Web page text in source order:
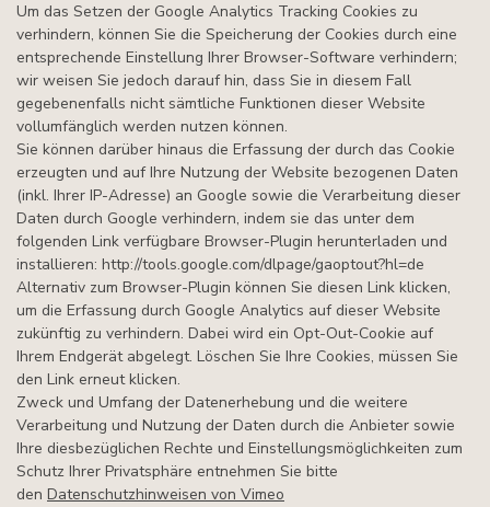
Um das Setzen der Google Analytics Tracking Cookies zu
verhindern, können Sie die Speicherung der Cookies durch eine
entsprechende Einstellung Ihrer Browser-Software verhindern;
wir weisen Sie jedoch darauf hin, dass Sie in diesem Fall
gegebenenfalls nicht sämtliche Funktionen dieser Website
vollumfänglich werden nutzen können.
Sie können darüber hinaus die Erfassung der durch das Cookie
erzeugten und auf Ihre Nutzung der Website bezogenen Daten
(inkl. Ihrer IP-Adresse) an Google sowie die Verarbeitung dieser
Daten durch Google verhindern, indem sie das unter dem
folgenden Link verfügbare Browser-Plugin herunterladen und
installieren: http://tools.google.com/dlpage/gaoptout?hl=de
Alternativ zum Browser-Plugin können Sie diesen Link klicken,
um die Erfassung durch Google Analytics auf dieser Website
zukünftig zu verhindern. Dabei wird ein Opt-Out-Cookie auf
Ihrem Endgerät abgelegt. Löschen Sie Ihre Cookies, müssen Sie
den Link erneut klicken.
Zweck und Umfang der Datenerhebung und die weitere
Verarbeitung und Nutzung der Daten durch die Anbieter sowie
Ihre diesbezüglichen Rechte und Einstellungsmöglichkeiten zum
Schutz Ihrer Privatsphäre entnehmen Sie bitte
den Datenschutzhinweisen von Vimeo